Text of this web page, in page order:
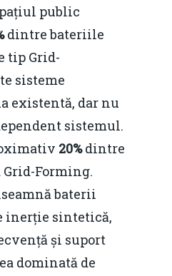
public
dintre bateriile
tip Grid-
sisteme
existentă, dar nu
sistemul.
20%dintre
Forming.
baterii
inerție sintetică,
și suport
dominată de